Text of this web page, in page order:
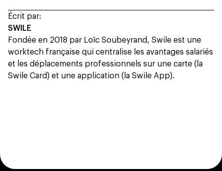
Écrit par:
SWILE
Fondée en 2018 par Loïc Soubeyrand, Swile est une
worktech française qui centralise les avantages salariés
et les déplacements professionnels sur une carte (la
Swile Card) et une application (la Swile App).